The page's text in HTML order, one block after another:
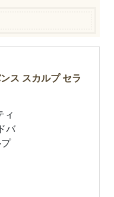
ス スカルプ セラ